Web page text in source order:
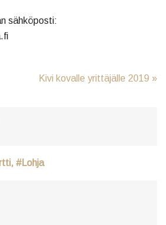
sähköposti:
Kivi kovalle yrittäjälle 2019 »
, Lohja